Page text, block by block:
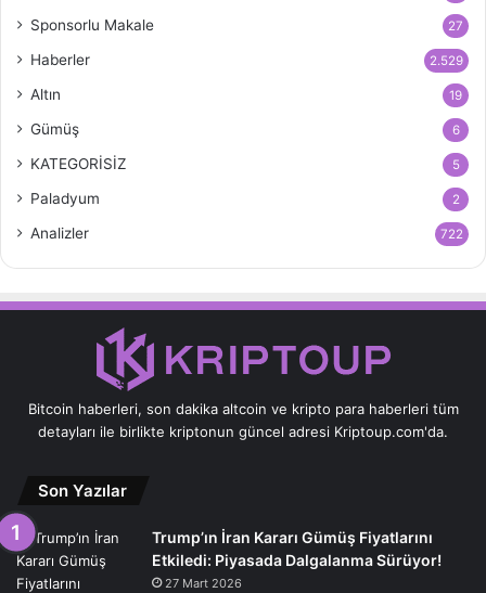
Sponsorlu Makale 27
Haberler 2.529
Altın 19
Gümüş 6
KATEGORİSİZ 5
Paladyum 2
Analizler 722
Bitcoin haberleri, son dakika altcoin ve kripto para haberleri tüm
detayları ile birlikte kriptonun güncel adresi Kriptoup.com'da.
Son Yazılar
Trump’ın İran Kararı Gümüş Fiyatlarını
Etkiledi: Piyasada Dalgalanma Sürüyor!
27 Mart 2026